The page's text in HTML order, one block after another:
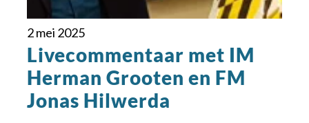
2 mei 2025
Livecommentaar met IM
Herman Grooten en FM
Jonas Hilwerda